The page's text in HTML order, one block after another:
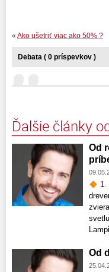
« Ako ušetriť viac ako 50% ?
Debata ( 0 príspevkov )
Ďalšie články
Od
1.
Od